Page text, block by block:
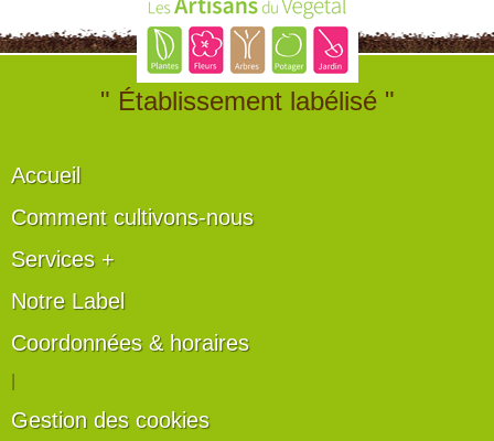
" Établissement labélisé "
Accueil
Comment cultivons-nous
Services +
Notre Label
Coordonnées & horaires
Gestion des cookies